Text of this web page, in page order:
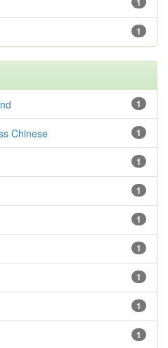
1
1
1
Chinese
1
1
1
1
1
1
1